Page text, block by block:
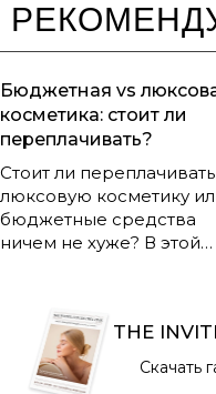
Бюджетная vs
косметика: стоит ли
переплачивать?
Стоит ли переплачивать
люксовую косметику
бюджетные средства
ничем не хуже? В этой
дорогие и доступные
продукты, что влияет
стоимость и как сделать
оптимальный выбор для
THE
Скачать